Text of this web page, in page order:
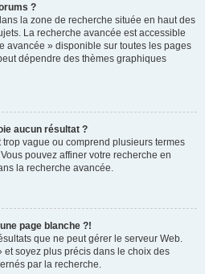
?
la zone de recherche située en haut des
La recherche avancée est accessible
avancée » disponible sur toutes les pages
dépendre des thèmes graphiques
aucun résultat ?
vague ou comprend plusieurs termes
pouvez affiner votre recherche en
la recherche avancée.
page blanche ?!
que ne peut gérer le serveur Web.
soyez plus précis dans le choix des
par la recherche.